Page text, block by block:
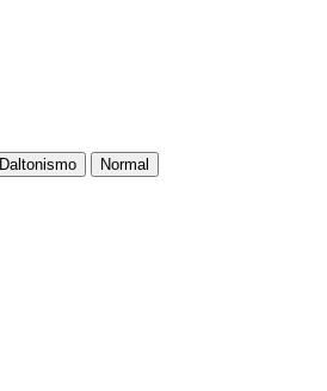
Colores Daltonismo Normal